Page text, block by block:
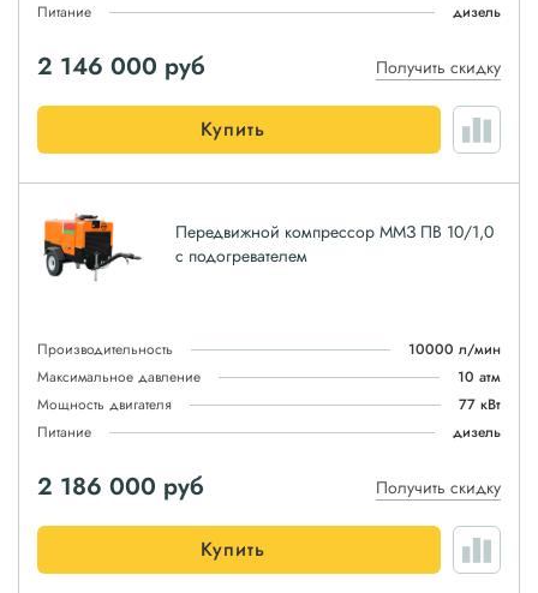
Питание
дизель
2 146 000 руб Получить скидку
Купить
Передвижной компрессор ММЗ ПВ 10/1,0
с подогревателем
Производительность
10000 л/мин
Максимальное давление
10 атм
Мощность двигателя
77 кВт
Питание
дизель
2 186 000 руб Получить скидку
Купить